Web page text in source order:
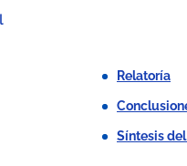
Relatoría
Síntesis